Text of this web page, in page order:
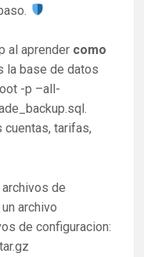
al aprender como
la base de datos
-p –all-
cuentas, tarifas,
de
archivo
de configuracion: